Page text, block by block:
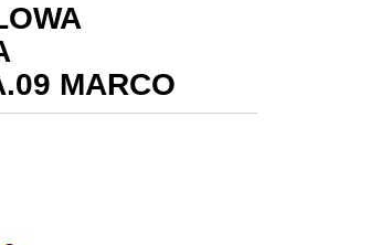
MARCO